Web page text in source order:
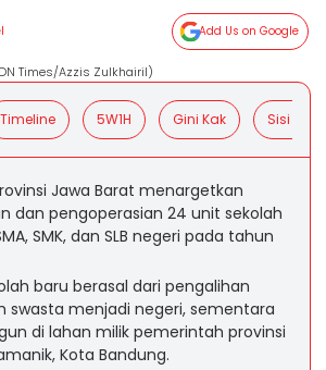
Add Us on Google
Times/Azzis Zulkhairil)
Timeline 5W1H Gini Kak Sisi
Jawa Barat menargetkan
dan pengoperasian 24 unit sekolah
SMK, dan SLB negeri pada tahun
baru berasal dari pengalihan
swasta menjadi negeri, sementara
di lahan milik pemerintah provinsi
Kota Bandung.